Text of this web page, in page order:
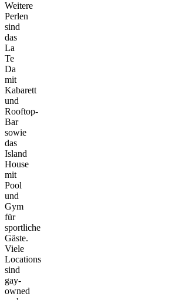
Weitere
Perlen
sind
das
La
Te
Da
mit
Kabarett
und
Rooftop-
Bar
sowie
das
Island
House
mit
Pool
und
Gym
für
sportliche
Gäste.
Viele
Locations
sind
gay-
owned